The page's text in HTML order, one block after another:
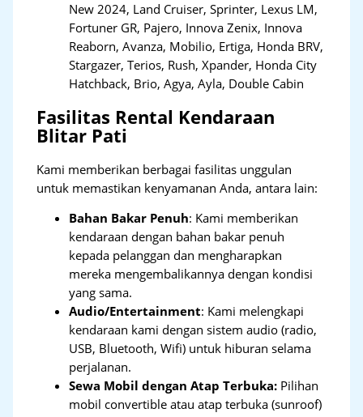
New 2024, Land Cruiser, Sprinter, Lexus LM,
Fortuner GR, Pajero, Innova Zenix, Innova
Reaborn, Avanza, Mobilio, Ertiga, Honda BRV,
Stargazer, Terios, Rush, Xpander, Honda City
Hatchback, Brio, Agya, Ayla, Double Cabin
Fasilitas Rental Kendaraan
Blitar Pati
Kami memberikan berbagai fasilitas unggulan
untuk memastikan kenyamanan Anda, antara lain:
Bahan Bakar Penuh: Kami memberikan
kendaraan dengan bahan bakar penuh
kepada pelanggan dan mengharapkan
mereka mengembalikannya dengan kondisi
yang sama.
Audio/Entertainment: Kami melengkapi
kendaraan kami dengan sistem audio (radio,
USB, Bluetooth, Wifi) untuk hiburan selama
perjalanan.
Sewa Mobil dengan Atap Terbuka: Pilihan
mobil convertible atau atap terbuka (sunroof)